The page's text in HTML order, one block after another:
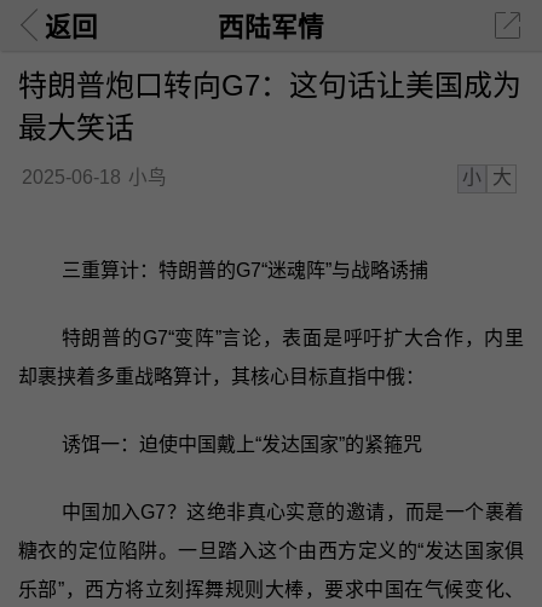
返回 西陆军情
特朗普炮口转向G7：这句话让美国成为
最大笑话
2025-06-18 小鸟 小 大
三重算计：特朗普的G7“迷魂阵”与战略诱捕
特朗普的G7“变阵”言论，表面是呼吁扩大合作，内里
却裹挟着多重战略算计，其核心目标直指中俄：
诱饵一：迫使中国戴上“发达国家”的紧箍咒
中国加入G7？这绝非真心实意的邀请，而是一个裹着
糖衣的定位陷阱。一旦踏入这个由西方定义的“发达国家俱
乐部”，西方将立刻挥舞规则大棒，要求中国在气候变化、